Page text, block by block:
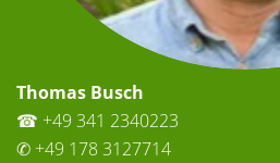
Thomas Busch
☎ +49 341 2340223
✆ +49 178 3127714